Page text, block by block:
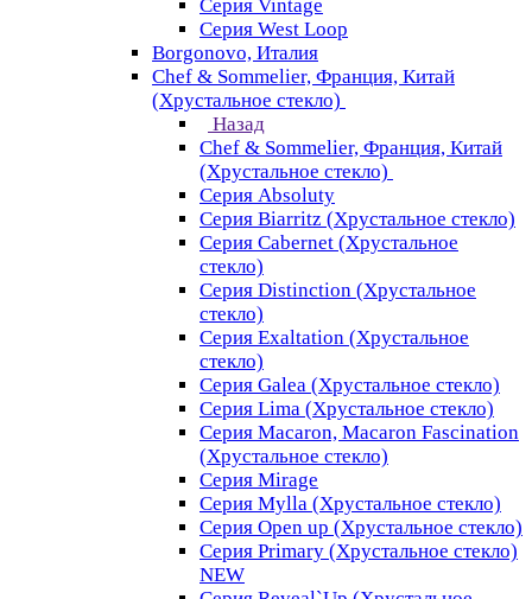
Серия Vintage
Серия West Loop
Borgonovo, Италия
Chef & Sommelier, Франция, Китай
(Хрустальное стекло)
Назад
Chef & Sommelier, Франция, Китай
(Хрустальное стекло)
Серия Absoluty
Серия Biarritz (Хрустальное стекло)
Серия Cabernet (Хрустальное
стекло)
Серия Distinction (Хрустальное
стекло)
Серия Exaltation (Хрустальное
стекло)
Серия Galea (Хрустальное стекло)
Серия Lima (Хрустальное стекло)
Серия Macaron, Macaron Fascination
(Хрустальное стекло)
Серия Mirage
Серия Mylla (Хрустальное стекло)
Серия Open up (Хрустальное стекло)
Серия Primary (Хрустальное стекло)
NEW